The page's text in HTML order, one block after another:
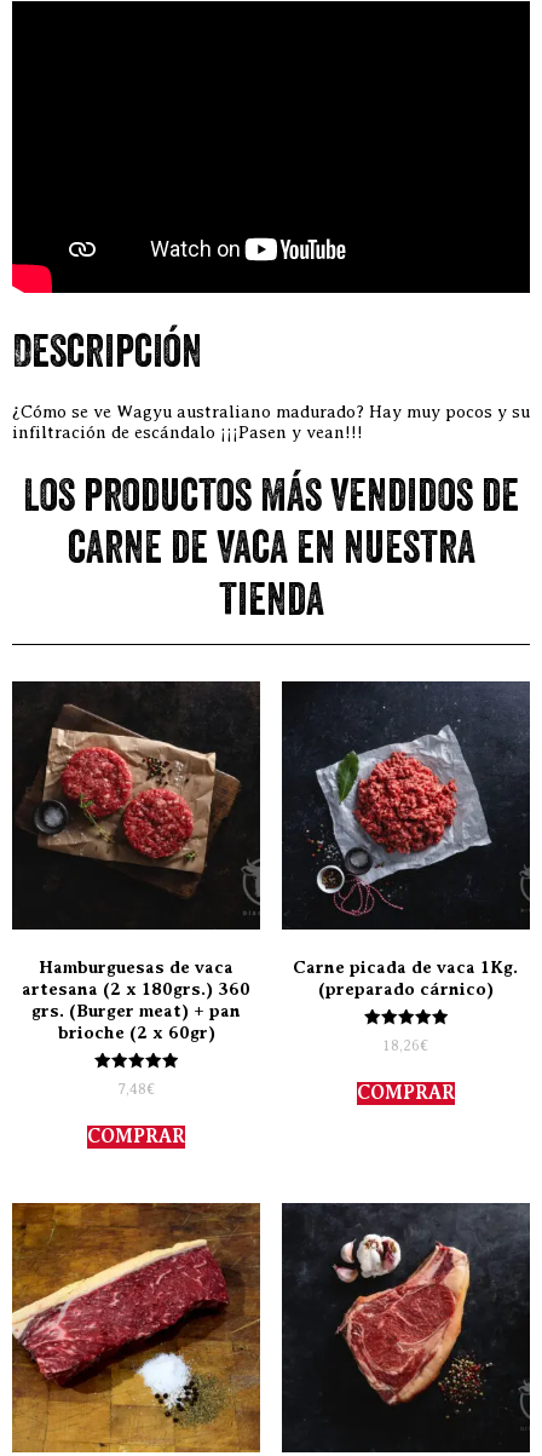
Descripción
¿Cómo se ve Wagyu australiano madurado? Hay muy pocos y su
infiltración de escándalo ¡¡¡Pasen y vean!!!
Los productos más vendidos de
carne de vaca en nuestra
tienda
Hamburguesas de vaca
artesana (2 x 180grs.) 360
grs. (Burger meat) + pan
brioche (2 x 60gr)
Valorado
con
de 5
7,48€
COMPRAR
Carne picada de vaca 1Kg.
(preparado cárnico)
Valorado
con
de 5
18,26€
COMPRAR